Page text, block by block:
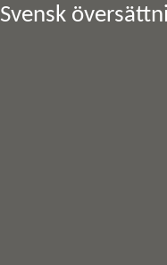
Svensk